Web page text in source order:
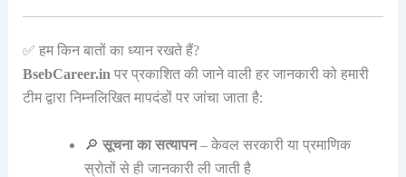
✅ हम किन बातों का ध्यान रखते हैं?
BsebCareer.in पर प्रकाशित की जाने वाली हर जानकारी को हमारी
टीम द्वारा निम्नलिखित मापदंडों पर जांचा जाता है:
🔎 सूचना का सत्यापन– केवल सरकारी या प्रमाणिक
स्रोतों से ही जानकारी ली जाती है